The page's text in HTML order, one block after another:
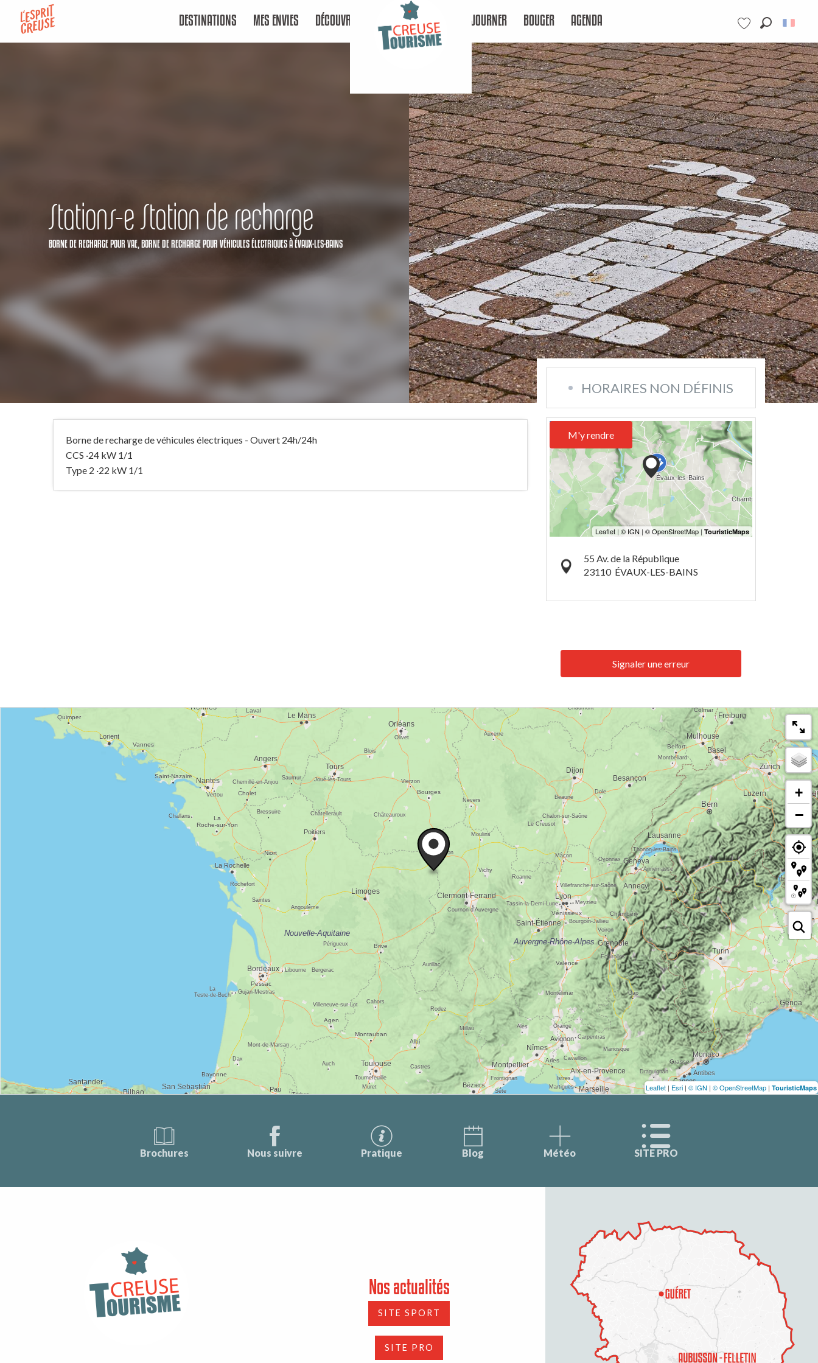
contenu
Voir les favoris
DESTINATIONS MES ENVIES DÉCOUVRIR SÉJOURNER BOUGER AGENDA
Stations-e Station de recharge
BORNE DE RECHARGE POUR VAE, BORNE DE RECHARGE POUR VÉHICULES ÉLECTRIQUESÀ ÉVAUX-LES-BAINS
Borne de recharge de véhicules électriques - Ouvert 24h/24h
CCS ·24 kW 1/1
Type 2 ·22 kW 1/1
HORAIRES NON DÉFINIS
M'y rendre
55 Av. de la République
23110 ÉVAUX-LES-BAINS
Signaler une erreur
+
−
Leaflet | Esri | © IGN | © OpenStreetMap | TouristicMaps
Brochures Nous suivre Pratique Blog Météo SITE PRO
Nos actualités
SITE SPORT
SITE PRO